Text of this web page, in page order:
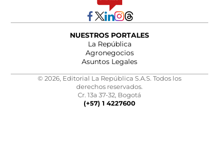
NUESTROS PORTALES
La República
Agronegocios
Asuntos Legales
© 2026, Editorial La República S.A.S. Todos los
derechos reservados.
Cr. 13a 37-32, Bogotá
(+57) 1 4227600